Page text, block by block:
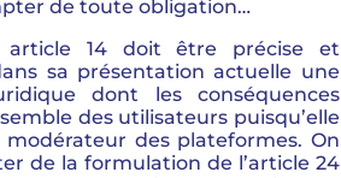
de toute obligation…
14 doit être précise et
sa présentation actuelle une
dont les conséquences
des utilisateurs puisqu’elle
des plateformes. On
de la formulation de l’article 24